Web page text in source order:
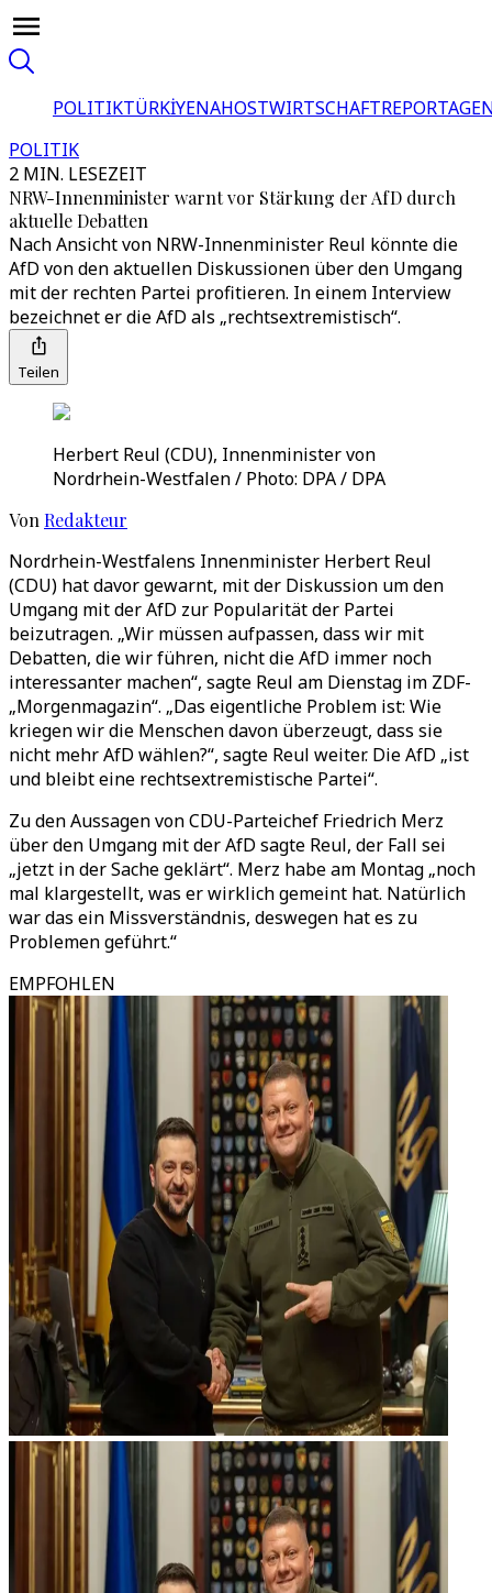
POLITIKTÜRKİYENAHOSTWIRTSCHAFT
POLITIK
2 MIN. LESEZEIT
NRW-Innenminister warnt vor Stärkung der AfD durch
aktuelle Debatten
Nach Ansicht von NRW-Innenminister Reul könnte die
AfD von den aktuellen Diskussionen über den Umgang
mit der rechten Partei profitieren. In einem Interview
bezeichnet er die AfD als „rechtsextremistisch“.
Teilen
Herbert Reul (CDU), Innenminister von
Nordrhein-Westfalen / Photo: DPA / DPA
Von Redakteur
Nordrhein-Westfalens Innenminister Herbert Reul
(CDU) hat davor gewarnt, mit der Diskussion um den
Umgang mit der AfD zur Popularität der Partei
beizutragen. „Wir müssen aufpassen, dass wir mit
Debatten, die wir führen, nicht die AfD immer noch
interessanter machen“, sagte Reul am Dienstag im ZDF-
„Morgenmagazin“. „Das eigentliche Problem ist: Wie
kriegen wir die Menschen davon überzeugt, dass sie
nicht mehr AfD wählen?“, sagte Reul weiter. Die AfD „ist
und bleibt eine rechtsextremistische Partei“.
Zu den Aussagen von CDU-Parteichef Friedrich Merz
über den Umgang mit der AfD sagte Reul, der Fall sei
„jetzt in der Sache geklärt“. Merz habe am Montag „noch
mal klargestellt, was er wirklich gemeint hat. Natürlich
war das ein Missverständnis, deswegen hat es zu
Problemen geführt.“
EMPFOHLEN